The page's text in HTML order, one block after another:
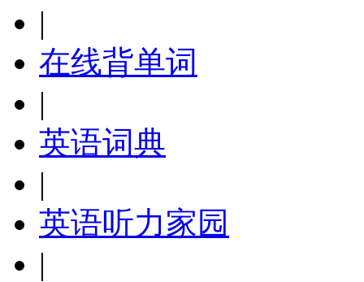
|
在线背单词
|
英语词典
|
英语听力家园
|